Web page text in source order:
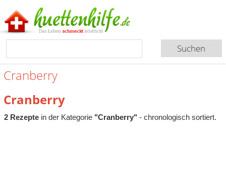
Cranberry
Cranberry
2 Rezeptein der Kategorie "Cranberry" - chronologisch sortiert.